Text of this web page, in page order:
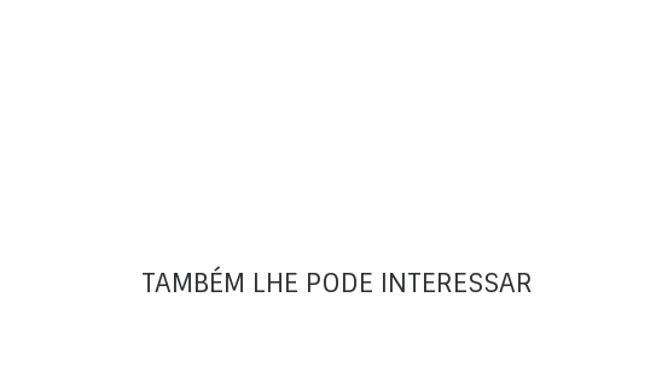
TAMBÉM LHE PODE INTERESSAR